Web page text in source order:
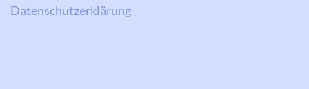
Datenschutzerklärung